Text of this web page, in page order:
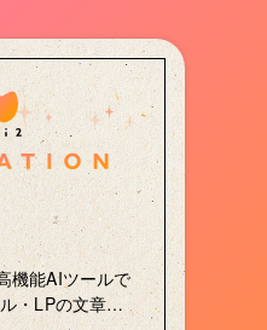
機能AIツールで
・LPの文章構